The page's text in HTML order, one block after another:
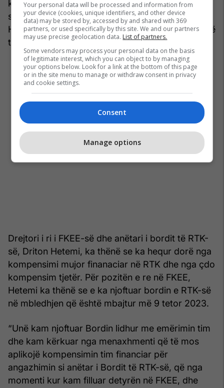
kompensimin e shpenzimeve të udhëtimit dhe
shpenzimeve të tjera të lidhura me të” – ka thënë
Hetemi duke iu referuar një përgjigje të AKK-së që
thotë se ai e ka marrë.
Drejtori i ri i FKEE-së dhe anëtari i bordit të RTK-
së, Driton Hetemi, ka thënë se ka hequr dorë nga
kompensimi mujor finanaciar në RTK dhe nga çdo
kompensim tjetër. Për pozitën e re në FKEE,
Hetemi ka thënë se e ka njoftuar bordin e RTK-së
në mbledhjen që është mbajtur më 9 tetor 2023.
“Unë kam njoftuar Bordin lidhur me emërimin tim
dhe kam kërkuar nga menaxhmenti që të mos
aplikojë kompensimin tim financiar për
angazhimin si anëtar i Bordit të RTK-së, që nga
momenti kur kam filluar detyrën në FKEE, dhe
Your personal data will be processed and information from
your device (cookies, unique identifiers, and other device
data) may be stored by, accessed by and shared with 369
partners, or used specifically by this site. We and our partners
may use precise geolocation data. List of partners.
Some vendors may process your personal data on the basis
of legitimate interest, which you can object to by managing
your options below. Look for a link at the bottom of this page
or in the site menu to manage or withdraw consent in privacy
and cookie settings.
Consent
Manage options